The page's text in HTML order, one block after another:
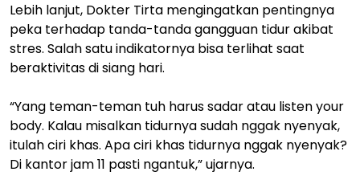
Lebih lanjut, Dokter Tirta mengingatkan pentingnya
peka terhadap tanda-tanda gangguan tidur akibat
stres. Salah satu indikatornya bisa terlihat saat
beraktivitas di siang hari.
“Yang teman-teman tuh harus sadar atau listen your
body. Kalau misalkan tidurnya sudah nggak nyenyak,
itulah ciri khas. Apa ciri khas tidurnya nggak nyenyak?
Di kantor jam 11 pasti ngantuk,” ujarnya.